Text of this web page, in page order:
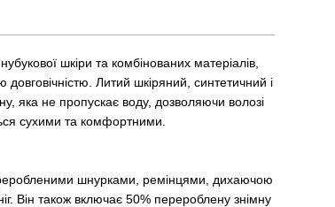
шкіри та комбінованих матеріалів,
довговічністю. Литий шкіряний, синтетичний і
яка не пропускає воду, дозволяючи волозі
сухими та комфортними.
шнурками, ремінцями, дихаючою
Він також включає 50% перероблену знімну